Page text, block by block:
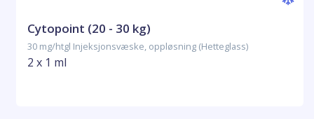
Cytopoint (20 - 30 kg)
30 mg/htgl Injeksjonsvæske, oppløsning (Hetteglass)
2 x 1 ml